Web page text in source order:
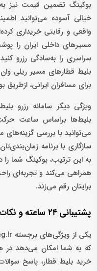
بوکینگ تضمین قیمت نیز به
خیالی آسوده می‌توانید
واقعی و رقابتی خریداری
مسیرهای داخلی ایران را
سراسری را به‌سادگی رزرو
بلیط قطارهای مسیر ریلی
برای مسافران ایرانی،
ویژگی دیگر سامانه رزرو
بلیط‌ها براساس ساعت
می‌توانید با بررسی گزینه‌های
سازگاری با برنامه
به این ترتیب، بوکینگ شما را
همراهی می‌کند و تجربه‌ای
برایتان رقم می‌زند.
پشتیبانی ۲۴ ساعته و نکات مهم
که به شما امکان می‌دهد در
خرید بلیط قطار، پاسخ